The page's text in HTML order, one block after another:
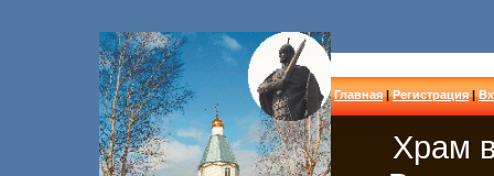
Главная|Регистрация|
Храм